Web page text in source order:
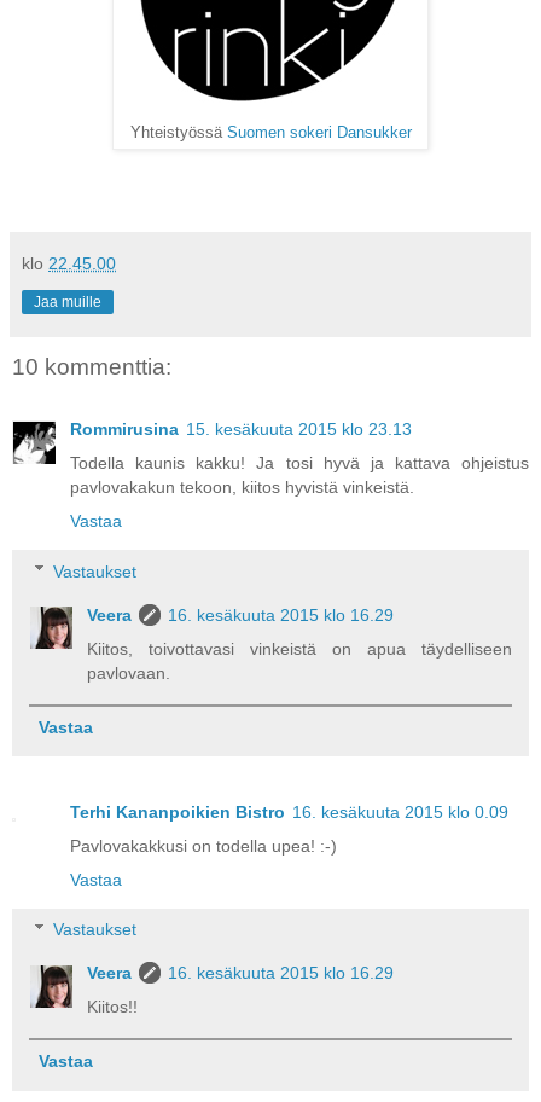
Yhteistyössä Suomen sokeri Dansukker
klo 22.45.00
Jaa muille
10 kommenttia:
Rommirusina 15. kesäkuuta 2015 klo 23.13
Todella kaunis kakku! Ja tosi hyvä ja kattava ohjeistus
pavlovakakun tekoon, kiitos hyvistä vinkeistä.
Vastaa
Vastaukset
Veera
16. kesäkuuta 2015 klo 16.29
Kiitos, toivottavasi vinkeistä on apua täydelliseen
pavlovaan.
Vastaa
Terhi Kananpoikien Bistro 16. kesäkuuta 2015 klo 0.09
Pavlovakakkusi on todella upea! :-)
Vastaa
Vastaukset
Veera
16. kesäkuuta 2015 klo 16.29
Kiitos!!
Vastaa